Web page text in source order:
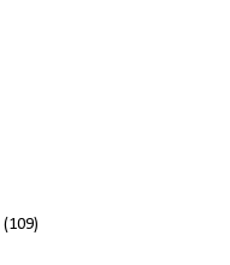
(109)